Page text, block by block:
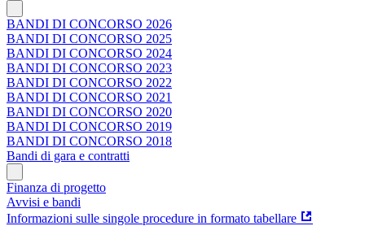
BANDI DI CONCORSO 2026
BANDI DI CONCORSO 2025
BANDI DI CONCORSO 2024
BANDI DI CONCORSO 2023
BANDI DI CONCORSO 2022
BANDI DI CONCORSO 2021
BANDI DI CONCORSO 2020
BANDI DI CONCORSO 2019
BANDI DI CONCORSO 2018
Bandi di gara e contratti
Finanza di progetto
Avvisi e bandi
Informazioni sulle singole procedure in formato tabellare